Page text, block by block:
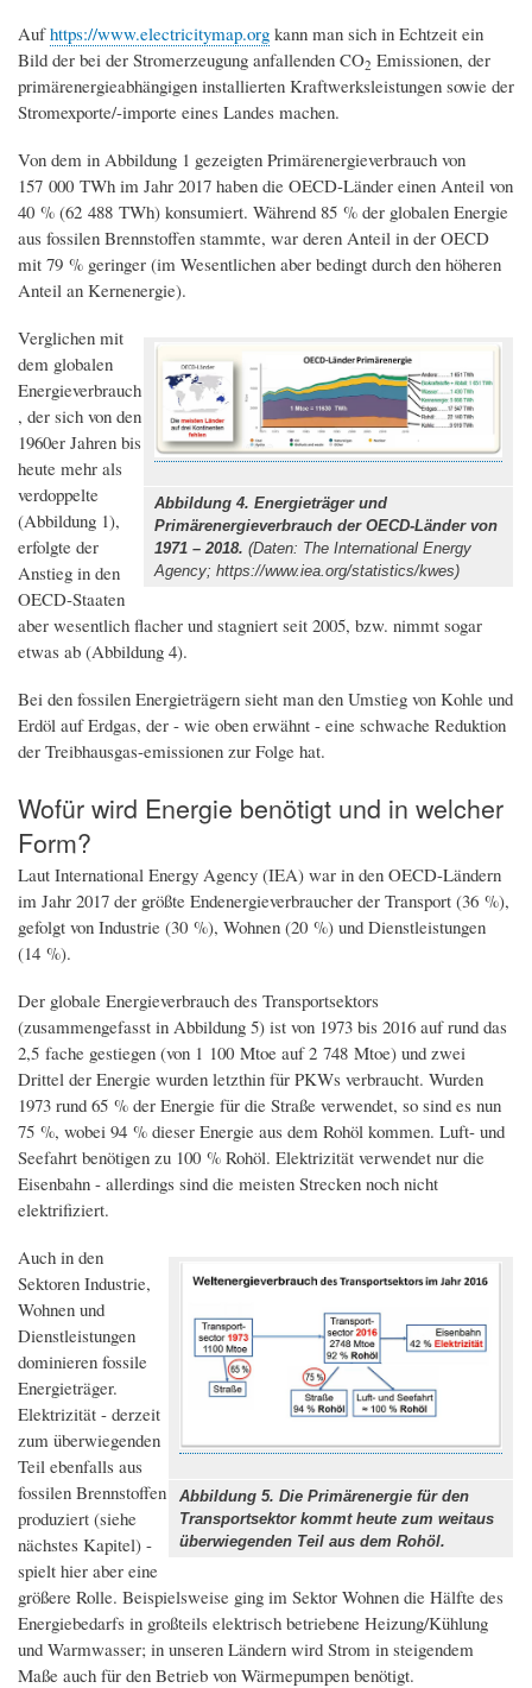
Aufhttps://www.electricitymap.org kann man sich in Echtzeit ein
Bild der bei der Stromerzeugung anfallenden CO2 Emissionen, der
primärenergieabhängigen installierten Kraftwerksleistungen sowie der
Stromexporte/-importe eines Landes machen.
Von dem in Abbildung 1 gezeigten Primärenergieverbrauch von
157 000 TWh im Jahr 2017 haben die OECD-Länder einen Anteil von
40 % (62 488 TWh) konsumiert. Während 85 % der globalen Energie
aus fossilen Brennstoffen stammte, war deren Anteil in der OECD
mit 79 % geringer (im Wesentlichen aber bedingt durch den höheren
Anteil an Kernenergie).
Abbildung 4. Energieträger und
Primärenergieverbrauch der OECD-Länder von
1971 – 2018. (Daten: The International Energy
Agency; https://www.iea.org/statistics/kwes)
Verglichen mit
dem globalen
Energieverbrauch
, der sich von den
1960er Jahren bis
heute mehr als
verdoppelte
(Abbildung 1),
erfolgte der
Anstieg in den
OECD-Staaten
aber wesentlich flacher und stagniert seit 2005, bzw. nimmt sogar
etwas ab (Abbildung 4).
Bei den fossilen Energieträgern sieht man den Umstieg von Kohle und
Erdöl auf Erdgas, der - wie oben erwähnt - eine schwache Reduktion
der Treibhausgas-emissionen zur Folge hat.
Wofür wird Energie benötigt und in welcher
Form?
Laut International Energy Agency (IEA) war in den OECD-Ländern
im Jahr 2017 der größte Endenergieverbraucher der Transport (36 %),
gefolgt von Industrie (30 %), Wohnen (20 %) und Dienstleistungen
(14 %).
Der globale Energieverbrauch des Transportsektors
(zusammengefasst in Abbildung 5) ist von 1973 bis 2016 auf rund das
2,5 fache gestiegen (von 1 100 Mtoe auf 2 748 Mtoe) und zwei
Drittel der Energie wurden letzthin für PKWs verbraucht. Wurden
1973 rund 65 % der Energie für die Straße verwendet, so sind es nun
75 %, wobei 94 % dieser Energie aus dem Rohöl kommen. Luft- und
Seefahrt benötigen zu 100 % Rohöl. Elektrizität verwendet nur die
Eisenbahn - allerdings sind die meisten Strecken noch nicht
elektrifiziert.
Abbildung 5. Die Primärenergie für den
Transportsektor kommt heute zum weitaus
überwiegenden Teil aus dem Rohöl.
Auch in den
Sektoren Industrie,
Wohnen und
Dienstleistungen
dominieren fossile
Energieträger.
Elektrizität - derzeit
zum überwiegenden
Teil ebenfalls aus
fossilen Brennstoffen
produziert (siehe
nächstes Kapitel) -
spielt hier aber eine
größere Rolle. Beispielsweise ging im Sektor Wohnen die Hälfte des
Energiebedarfs in großteils elektrisch betriebene Heizung/Kühlung
und Warmwasser; in unseren Ländern wird Strom in steigendem
Maße auch für den Betrieb von Wärmepumpen benötigt.